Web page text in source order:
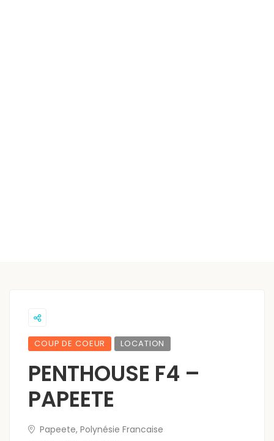
COUP DE COEUR LOCATION
PENTHOUSE F4 –
PAPEETE
Papeete, Polynésie Francaise